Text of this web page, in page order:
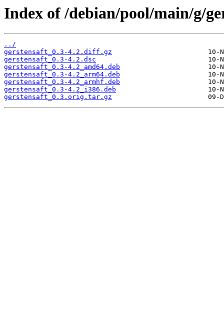
Index of /debian/pool/main/g/
../
gerstensaft_0.3-4.2.diff.gz
gerstensaft_0.3-4.2.dsc
gerstensaft_0.3-4.2_amd64.deb
gerstensaft_0.3-4.2_arm64.deb
gerstensaft_0.3-4.2_armhf.deb
gerstensaft_0.3-4.2_i386.deb
gerstensaft_0.3.orig.tar.gz